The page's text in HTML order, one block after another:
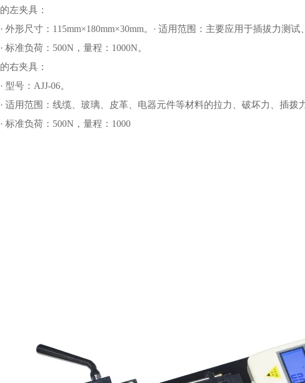
的左夹具：
· 外形尺寸：115mm×180mm×30mm。· 适用范围：主要应用于插拔力测
· 标准负荷：500N，量程：1000N。
的右夹具：
· 型号：AJJ-06。
· 适用范围：线缆、玻璃、皮革、电器元件等材料的拉力、破坏力、插拨
· 标准负荷：500N，量程：1000